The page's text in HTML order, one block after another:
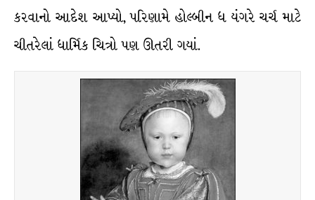
કરવાનો આદેશ આપ્યો, પરિણામે હોલ્બીન ધ યંગરે ચર્ચ માટે
ચીતરેલાં ધાર્મિક ચિત્રો પણ ઊતરી ગયાં.